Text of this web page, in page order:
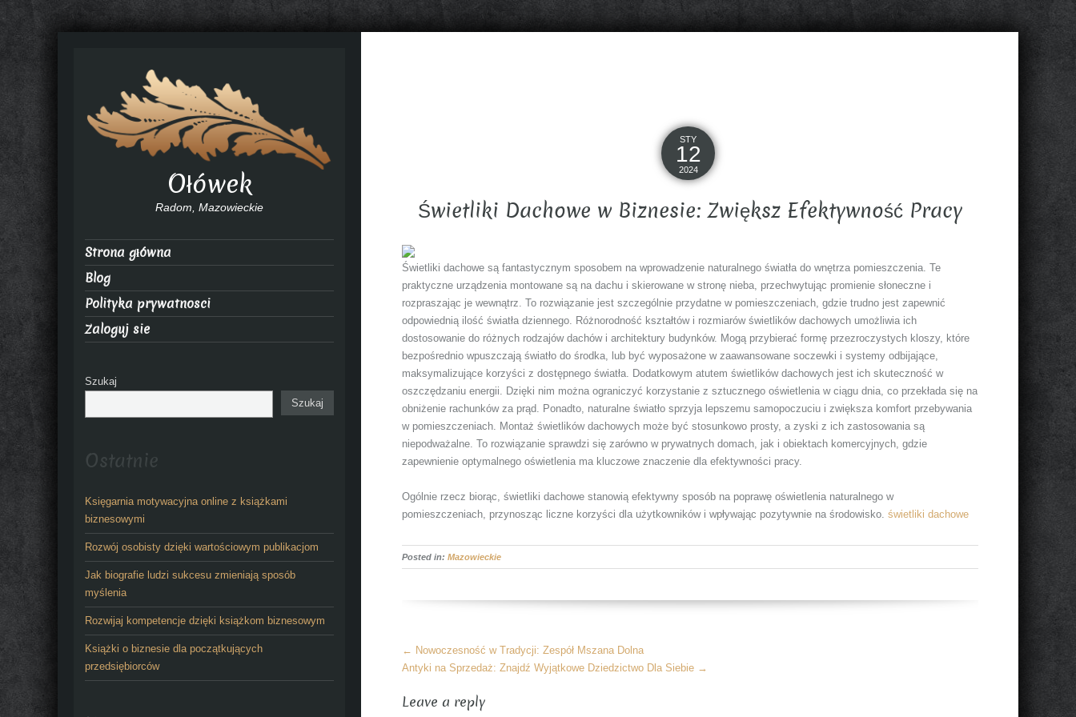
STY
12
2024
Świetliki Dachowe w Biznesie: Zwiększ Efektywność Pracy
Świetliki dachowe są fantastycznym sposobem na wprowadzenie naturalnego światła do wnętrza pomieszczenia. Te
praktyczne urządzenia montowane są na dachu i skierowane w stronę nieba, przechwytując promienie słoneczne i
rozpraszając je wewnątrz. To rozwiązanie jest szczególnie przydatne w pomieszczeniach, gdzie trudno jest zapewnić
odpowiednią ilość światła dziennego. Różnorodność kształtów i rozmiarów świetlików dachowych umożliwia ich
dostosowanie do różnych rodzajów dachów i architektury budynków. Mogą przybierać formę przezroczystych kloszy, które
bezpośrednio wpuszczają światło do środka, lub być wyposażone w zaawansowane soczewki i systemy odbijające,
maksymalizujące korzyści z dostępnego światła. Dodatkowym atutem świetlików dachowych jest ich skuteczność w
oszczędzaniu energii. Dzięki nim można ograniczyć korzystanie z sztucznego oświetlenia w ciągu dnia, co przekłada się na
obniżenie rachunków za prąd. Ponadto, naturalne światło sprzyja lepszemu samopoczuciu i zwiększa komfort przebywania
w pomieszczeniach. Montaż świetlików dachowych może być stosunkowo prosty, a zyski z ich zastosowania są
niepodważalne. To rozwiązanie sprawdzi się zarówno w prywatnych domach, jak i obiektach komercyjnych, gdzie
zapewnienie optymalnego oświetlenia ma kluczowe znaczenie dla efektywności pracy.
Ogólnie rzecz biorąc, świetliki dachowe stanowią efektywny sposób na poprawę oświetlenia naturalnego w
pomieszczeniach, przynosząc liczne korzyści dla użytkowników i wpływając pozytywnie na środowisko.świetliki dachowe
Posted in:Mazowieckie
More
Articles
← Nowoczesność w Tradycji: Zespół Mszana Dolna
Antyki na Sprzedaż: Znajdź Wyjątkowe Dziedzictwo Dla Siebie →
Leave a reply
Ołówek
Radom, Mazowieckie
Strona główna
Blog
Polityka prywatnosci
Zaloguj sie
Szukaj
Szukaj
Ostatnie
Księgarnia motywacyjna online z książkami
biznesowymi
Rozwój osobisty dzięki wartościowym publikacjom
Jak biografie ludzi sukcesu zmieniają sposób
myślenia
Rozwijaj kompetencje dzięki książkom biznesowym
Książki o biznesie dla początkujących
przedsiębiorców